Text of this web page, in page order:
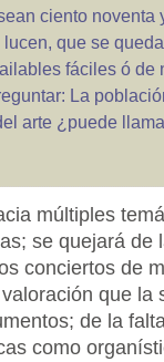
ciento noventa
que se
fáciles ó de
La
arte ¿puede
múltiples
se quejará de
conciertos de
que la
de la
como